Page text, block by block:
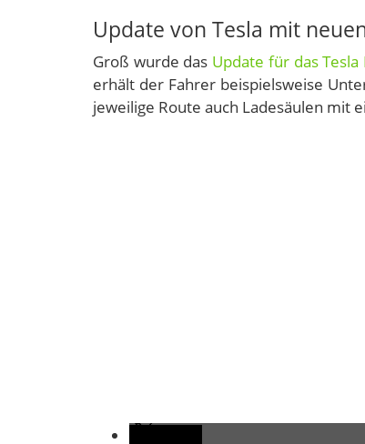
Update von Tesla mit
Groß wurde das Update für das Tesla
erhält der Fahrer beispielsweise
jeweilige Route auch Ladesäulen mit